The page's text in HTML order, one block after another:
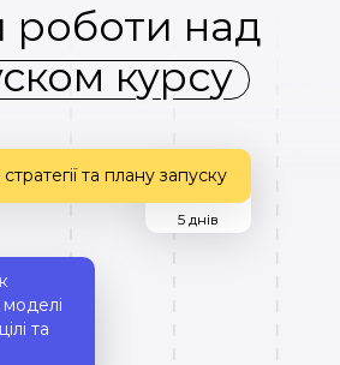
5 днів
та плану запуску
моделі
та
роботи над
курсу